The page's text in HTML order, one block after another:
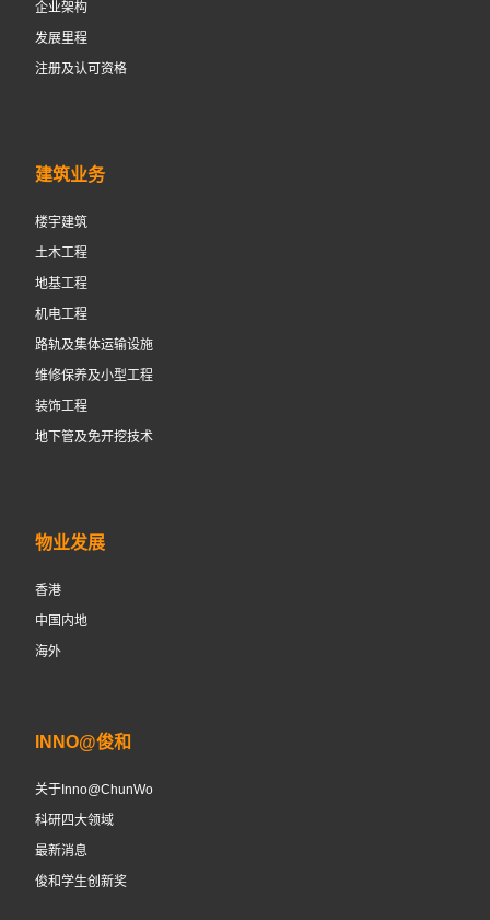
企业架构
发展里程
注册及认可资格
建筑业务
楼宇建筑
土木工程
地基工程
机电工程
路轨及集体运输设施
维修保养及小型工程
装饰工程
地下管及免开挖技术
物业发展
香港
中国内地
海外
INNO@俊和
关于Inno@ChunWo
科研四大领域
最新消息
俊和学生创新奖